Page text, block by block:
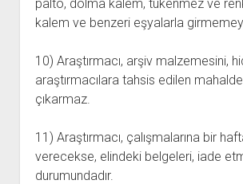
palto, dolma kalem, tükenmez ve
kalem ve benzeri eşyalarla
10) Araştırmacı, arşiv malzemesini,
araştırmacılara tahsis edilen
çıkarmaz.
11) Araştırmacı, çalışmalarına bir
verecekse, elindeki belgeleri, iade
durumundadır.